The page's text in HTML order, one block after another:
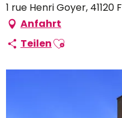
1 rue Henri Goyer,
Anfahrt
TeilenAjouter aux